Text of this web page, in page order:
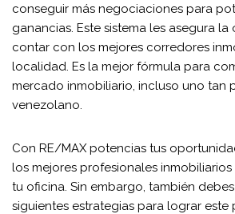
conseguir más negociaciones para
ganancias. Este sistema les asegura
contar con los mejores corredores
localidad. Es la mejor fórmula para
mercado inmobiliario, incluso uno tan
venezolano.
Con RE/MAX potencias tus
los mejores profesionales
tu oficina. Sin embargo, también
siguientes estrategias para lograr este